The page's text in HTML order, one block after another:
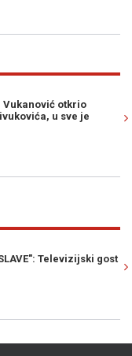
O NJEMU BRUJI
na Kerimu Alajbegoviću...
"OVO JE DOSLOVNO
onome što će se desiti